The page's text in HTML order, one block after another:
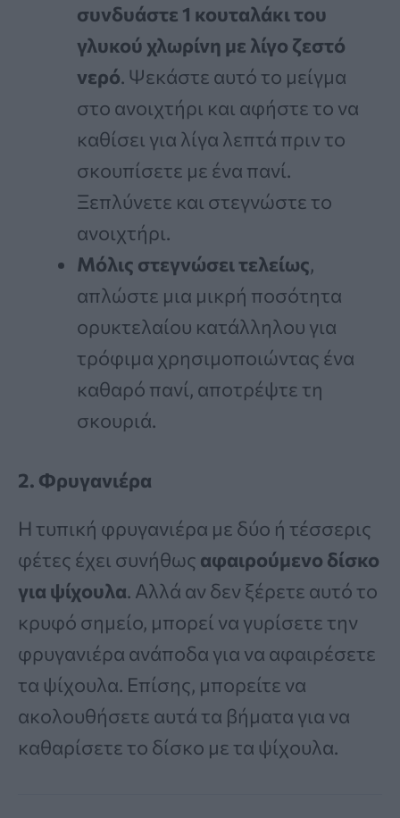
συνδυάστε 1 κουταλάκι του
γλυκού χλωρίνη με λίγο ζεστό
νερό. Ψεκάστε αυτό το μείγμα
στο ανοιχτήρι και αφήστε το να
καθίσει για λίγα λεπτά πριν το
σκουπίσετε με ένα πανί.
Ξεπλύνετε και στεγνώστε το
ανοιχτήρι.
Μόλις στεγνώσει τελείως,
απλώστε μια μικρή ποσότητα
ορυκτελαίου κατάλληλου για
τρόφιμα χρησιμοποιώντας ένα
καθαρό πανί, αποτρέψτε τη
σκουριά.
2. Φρυγανιέρα
Η τυπική φρυγανιέρα με δύο ή τέσσερις
φέτες έχει συνήθως αφαιρούμενο δίσκο
για ψίχουλα. Αλλά αν δεν ξέρετε αυτό το
κρυφό σημείο, μπορεί να γυρίσετε την
φρυγανιέρα ανάποδα για να αφαιρέσετε
τα ψίχουλα. Επίσης, μπορείτε να
ακολουθήσετε αυτά τα βήματα για να
καθαρίσετε το δίσκο με τα ψίχουλα.